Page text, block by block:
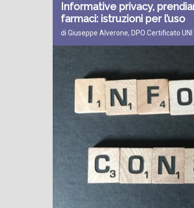
Informative privacy,
farmaci: istruzioni per l’uso
di Giuseppe Alverone, DPO Certificato